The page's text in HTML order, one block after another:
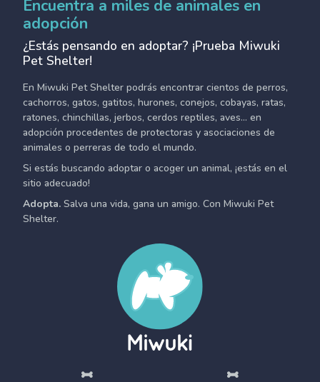
Encuentra a miles de animales en
adopción
¿Estás pensando en adoptar? ¡Prueba Miwuki
Pet Shelter!
En Miwuki Pet Shelter podrás encontrar cientos de perros,
cachorros, gatos, gatitos, hurones, conejos, cobayas, ratas,
ratones, chinchillas, jerbos, cerdos reptiles, aves... en
adopción procedentes de protectoras y asociaciones de
animales o perreras de todo el mundo.
Si estás buscando adoptar o acoger un animal, ¡estás en el
sitio adecuado!
Adopta. Salva una vida, gana un amigo. Con Miwuki Pet
Shelter.